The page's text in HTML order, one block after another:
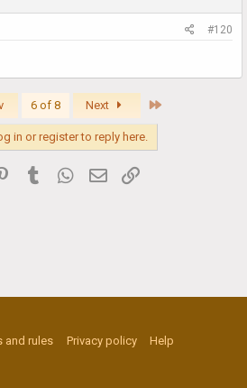
#120
6 of 8 Next
in or register to reply here.
PinterestTumblr WhatsApp
Email
and rules Privacy policy
Help